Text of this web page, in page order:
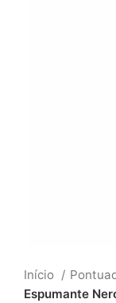
Início
Espumante